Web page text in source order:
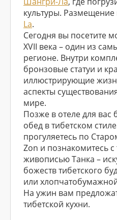
культуры. Размещение
La.
Сегодня вы посетите
XVII века – один из
регионе. Внутри
бронзовые статуи и
иллюстрирующие
аспекты
мире.
Позже в отеле для вас
обед в тибетском
прогуляетесь по
Zon и познакомитесь с
живописью Танка –
божеств тибетского
или
На ужин вам
тибетской кухни.